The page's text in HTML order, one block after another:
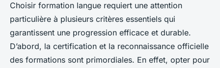
Choisir formation langue requiert une attention
particulière à plusieurs critères essentiels qui
garantissent une progression efficace et durable.
D’abord, la certification et la reconnaissance officielle
des formations sont primordiales. En effet, opter pour